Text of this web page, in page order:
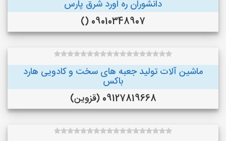
دانشوران ره اورد شرق پارس
09010348907 ()
ماشین آلات تولید جعبه های سخت و کادویی هارد
باکس
09127819668 (قزوین)